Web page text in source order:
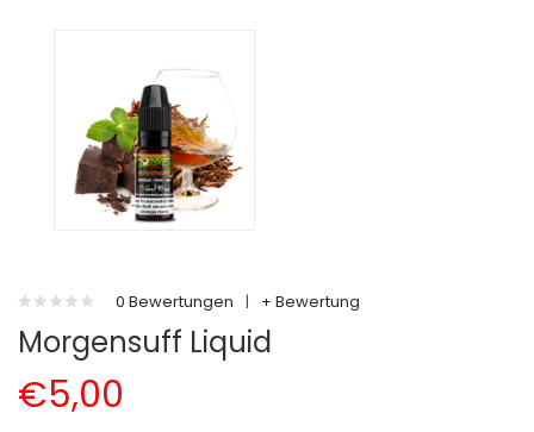
0 Bewertungen | + Bewertung
Morgensuff Liquid
€5,00